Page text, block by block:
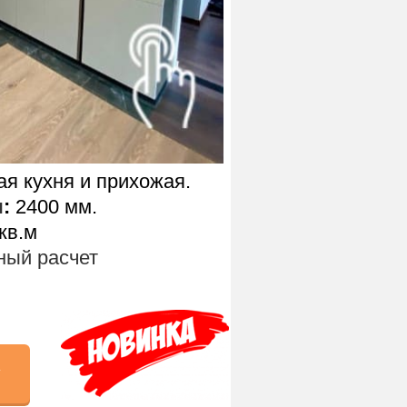
кухня и прихожая.
: 2400 мм.
расчет